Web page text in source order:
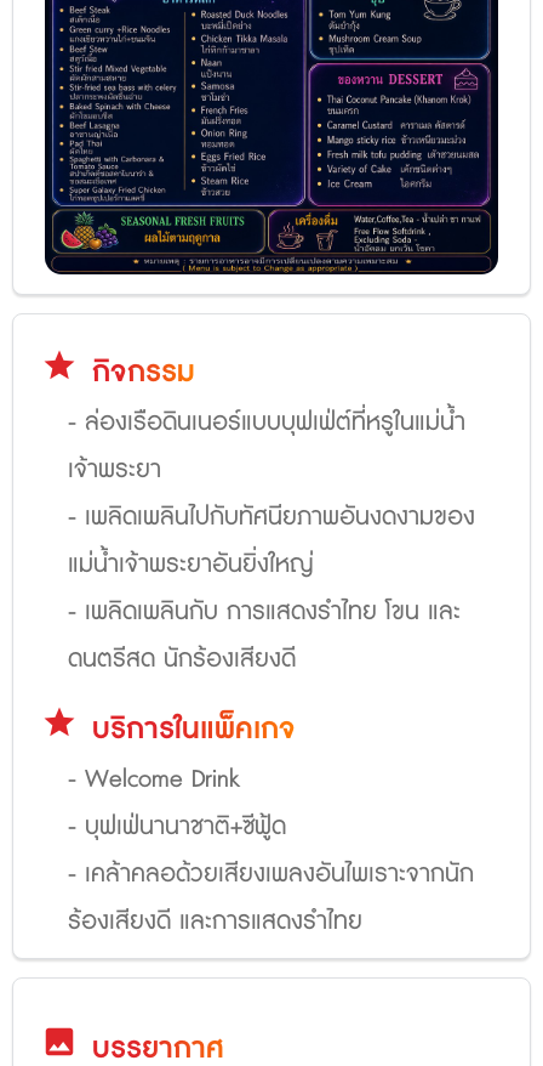
star กิจกรรม
- ล่องเรือดินเนอร์แบบบุฟเฟ่ต์ที่หรูในแม่น้ำ
เจ้าพระยา
- เพลิดเพลินไปกับทัศนียภาพอันงดงามของ
แม่น้ำเจ้าพระยาอันยิ่งใหญ่
- เพลิดเพลินกับ การแสดงรำไทย โขน และ
ดนตรีสด นักร้องเสียงดี
star บริการในแพ็คเกจ
- Welcome Drink
- บุฟเฟ่นานาชาติ+ซีฟู้ด
- เคล้าคลอด้วยเสียงเพลงอันไพเราะจากนัก
ร้องเสียงดี และการแสดงรำไทย
image บรรยากาศ